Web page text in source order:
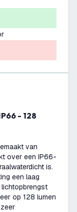
van
over een IP66-
is.
een laag
op 128 lumen